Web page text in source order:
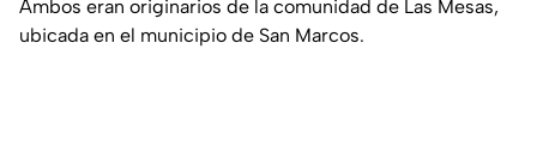
Ambos eran originarios de la comunidad de Las Mesas,
ubicada en el municipio de San Marcos.